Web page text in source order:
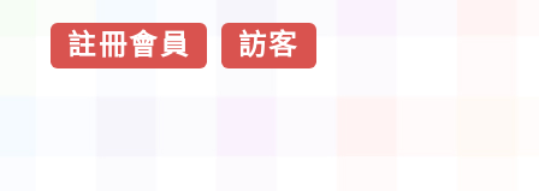
註冊會員 訪客